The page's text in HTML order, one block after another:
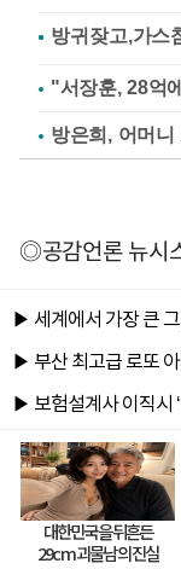
"서장훈, 28억
방은희, 어머
◎공감언론 뉴시